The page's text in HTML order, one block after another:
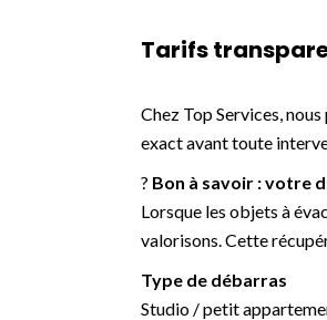
Tarifs
Chez Top Services,
exact avant toute
? Bon à savoir : votre
Lorsque les objets à
valorisons. Cette
Type de débarras
Studio / petit